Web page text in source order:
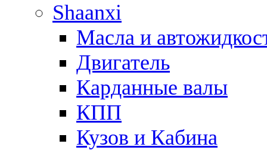
Shaanxi
Масла и
Двигатель
Карданные валы
КПП
Кузов и Кабина